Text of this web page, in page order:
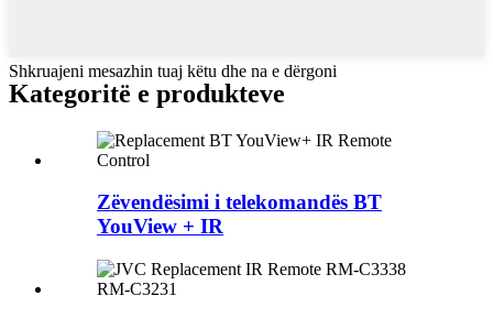
Shkruajeni mesazhin tuaj këtu dhe na e dërgoni
Kategoritë e produkteve
Zëvendësimi i telekomandës BT
YouView + IR